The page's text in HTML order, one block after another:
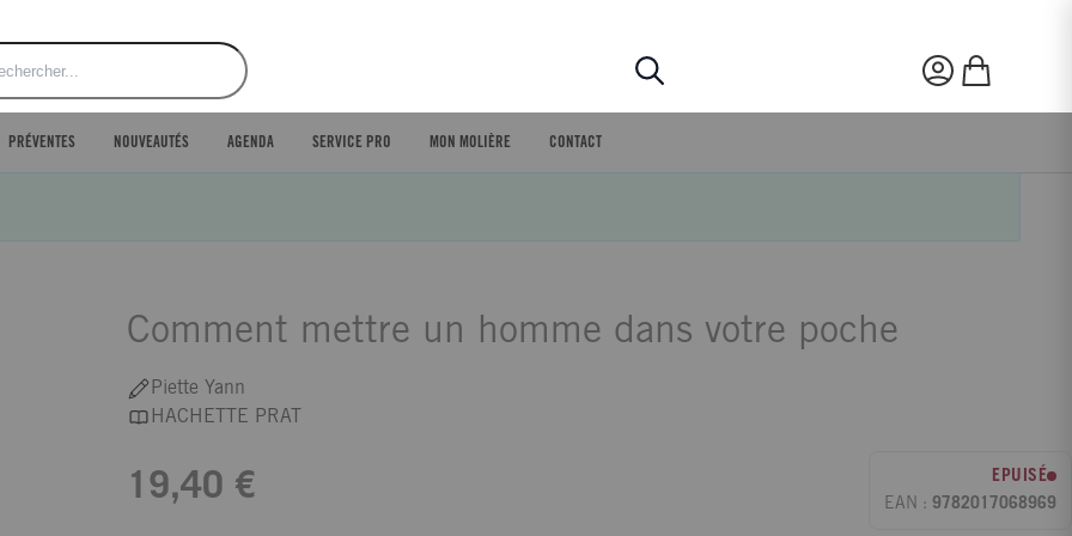
Rechercher
Mon compte
Mon panier
PRÉVENTES NOUVEAUTÉS AGENDA SERVICE PRO MON MOLIÈRE CONTACT
Comment mettre un homme dans votre poche
Piette Yann
HACHETTE PRAT
19,40 €
EPUISÉ
EAN : 9782017068969